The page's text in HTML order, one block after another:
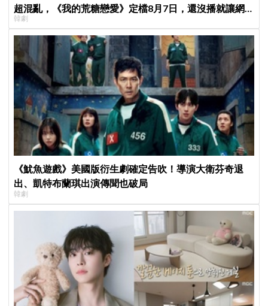
超混亂，《我的荒糖戀愛》定檔8月7日，還沒播就讓網
友瘋猜結局
韓劇
《魷魚遊戲》美國版衍生劇確定告吹！導演大衛芬奇退
出、凱特布蘭琪出演傳聞也破局
韓劇